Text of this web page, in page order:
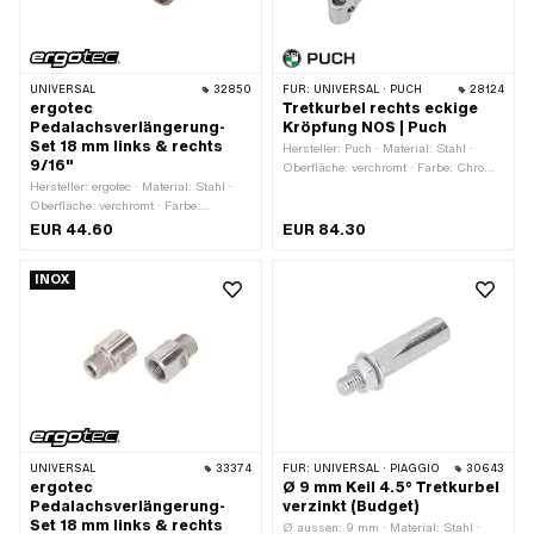
UNIVERSAL 32850
ergotec
Pedalachsverlängerung-
Set 18 mm links & rechts
9/16"
Hersteller: ergotec · Material: Stahl ·
Oberfläche: verchromt · Farbe:
anthrazit · Gesamtlänge: 30.1 mm ·
EUR 44.60
FÜR: UNIVERSAL · PUCH 28124
Tretkurbel rechts eckige
Kröpfung NOS | Puch
Hersteller: Puch · Material: Stahl ·
Oberfläche: verchromt · Farbe: Chrom ·
· Breite Aufnahme: 32 mm · Ø Tretkeil:
EUR 84.30
INOX
UNIVERSAL 33374
ergotec
Pedalachsverlängerung-
Set 18 mm links & rechts
FÜR: UNIVERSAL · PIAGGIO 30643
Ø 9 mm Keil 4.5° Tretkurbel
verzinkt (Budget)
Ø aussen: 9 mm · Material: Stahl ·